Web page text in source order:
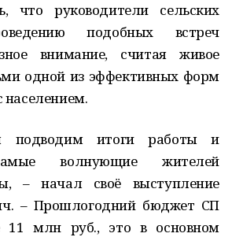
что руководители сельских
подобных встреч
внимание, считая живое
одной из эффективных форм
населением.
подводим итоги работы и
волнующие жителей
– начал своё выступление
– Прошлогодний бюджет СП
11 млн руб., это в основном